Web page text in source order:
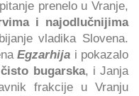
prenelo u Vranje,
i najodlučnijima
vladika Slovena.
Egzarhija i pokazalo
čisto bugarska, i Janja
frakcije u Vranju